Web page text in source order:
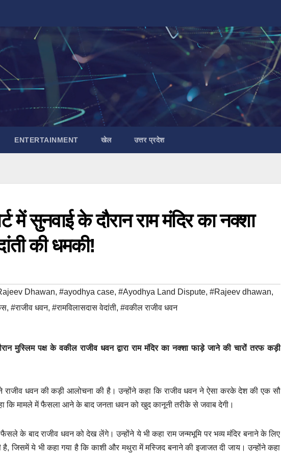
ENTERTAINMENT खेल उत्तर प्रदेश
में सुनवाई के दौरान राम मंदिर का नक्शा
की धमकी!
Dhawan, #ayodhya case, #Ayodhya Land Dispute, #Rajeev dhawan,
, #राजीव धवन, #रामविलासदास वेदांती, #वकील राजीव धवन
मुस्लिम पक्ष के वकील राजीव धवन द्वारा राम मंदिर का नक्शा फाड़े जाने की चारों तरफकड़ी
ने राजीव धवन की कड़ी आलोचना की है। उन्होंने कहा कि राजीव धवन ने ऐसा करके देश की एक सौ
कि मामले में फैसला आने के बाद जनता धवन को खुद कानूनी तरीके से जवाब देगी।
फैसले के बाद राजीव धवन को देख लेंगे। उन्होंने ये भी कहा राम जन्मभूमि पर भव्य मंदिर बनाने के लिए
ये भी कहा गया है कि काशी और मथुरा में मस्जिद बनाने की इजाजत दी जाय। उन्होंने कहा